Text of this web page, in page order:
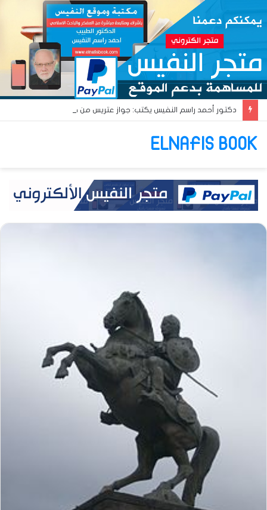
ELNAFIS BOOK